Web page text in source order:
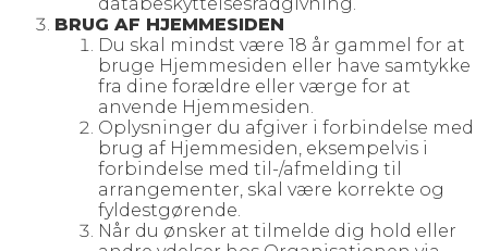
BRUG AF HJEMMESIDEN
Du skal mindst være 18 år gammel for at
bruge Hjemmesiden eller have samtykke
fra dine forældre eller værge for at
anvende Hjemmesiden.
Oplysninger du afgiver i forbindelse med
brug af Hjemmesiden, eksempelvis i
forbindelse med til-/afmelding til
arrangementer, skal være korrekte og
fyldestgørende.
Når du ønsker at tilmelde dig hold eller